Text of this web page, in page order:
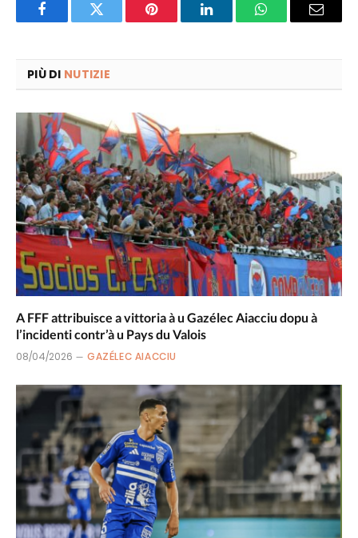
FacebookTwitter Pinterest LinkedInWhatsAppEmail
PIÙ DI NUTIZIE
A FFF attribuisce a vittoria à u Gazélec Aiacciu dopu à
l’incidenti contr’à u Pays du Valois
08/04/2026 GAZÉLEC AIACCIU